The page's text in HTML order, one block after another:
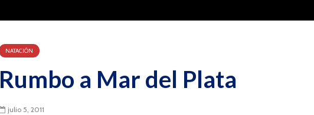
NATACIÓN
Rumbo a Mar del Plata
julio 5, 2011